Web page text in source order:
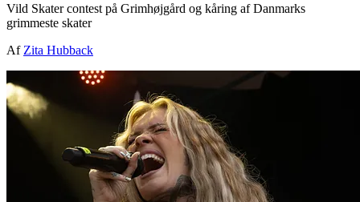
Vild Skater contest på Grimhøjgård og kåring af Danmarks
grimmeste skater
Af Zita Hubback